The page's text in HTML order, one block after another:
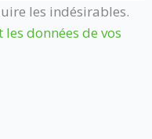
les indésirables.
données de vos